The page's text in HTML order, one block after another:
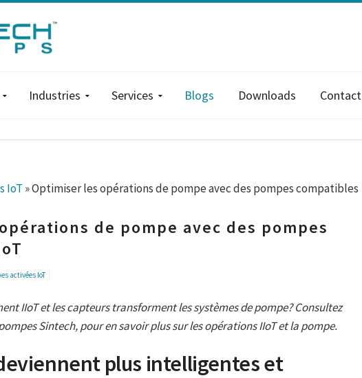
Industries Services Blogs Downloads Contact
IoT »Optimiser les opérations de pompe avec des pompes compatibles
de pompe avec des pompes
activées IoT
IIoT et les capteurs transforment les systèmes de pompe? Consultez
Sintech, pour en savoir plus sur les opérations IIoT et la pompe.
plus intelligentes et